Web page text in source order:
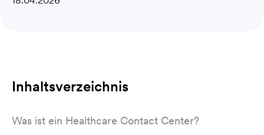
Inhaltsverzeichnis
Was ist ein Healthcare Contact Center?